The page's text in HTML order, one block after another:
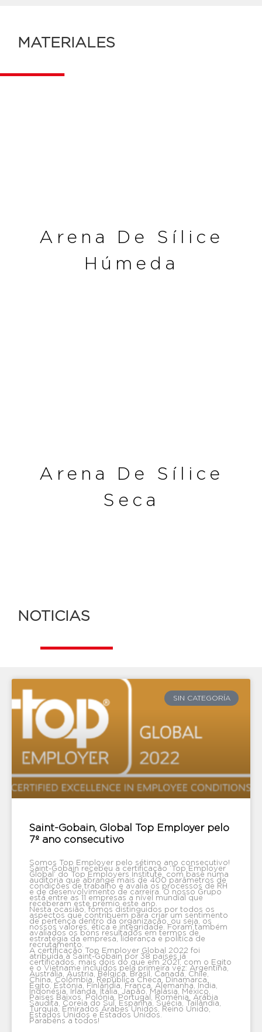
MATERIALES
Arena De Sílice
Húmeda
Arena De Sílice
Seca
NOTICIAS
SIN CATEGORÍA
Saint-Gobain, Global Top Employer pelo
7º ano consecutivo
Somos Top Employer pelo sétimo ano consecutivo!
Saint-Gobain recebeu a certificação ‘Top Employer
Global’ do Top Employers Institute, com base numa
auditoria que abrange mais de 400 parâmetros de
condições de trabalho e avalia os processos de RH
e de desenvolvimento de carreira. O nosso Grupo
está entre as 11 empresas a nível mundial que
receberam este prémio este ano.
Nesta ocasião, fomos distinguidos por todos os
aspectos que contribuem para criar um sentimento
de pertença dentro da organização, ou seja, os
nossos valores, ética e integridade. Foram também
avaliados os bons resultados em termos de
estratégia da empresa, liderança e política de
recrutamento.
A certificação Top Employer Global 2022 foi
atribuída à Saint-Gobain por 38 países já
certificados, mais dois do que em 2021, com o Egito
e o Vietname incluídos pela primeira vez: Argentina,
Austrália, Áustria, Bélgica, Brasil, Canadá, Chile,
China, Colômbia, República Checa, Dinamarca,
Egito, Estónia, Finlândia, França, Alemanha, Índia,
Indonésia, Irlanda, Itália, Japão, Malásia, México,
Países Baixos, Polónia, Portugal, Roménia, Arábia
Saudita, Coreia do Sul, Espanha, Suécia, Tailândia,
Turquia, Emirados Árabes Unidos, Reino Unido,
Estados Unidos e Estados Unidos.
Parabéns a todos!